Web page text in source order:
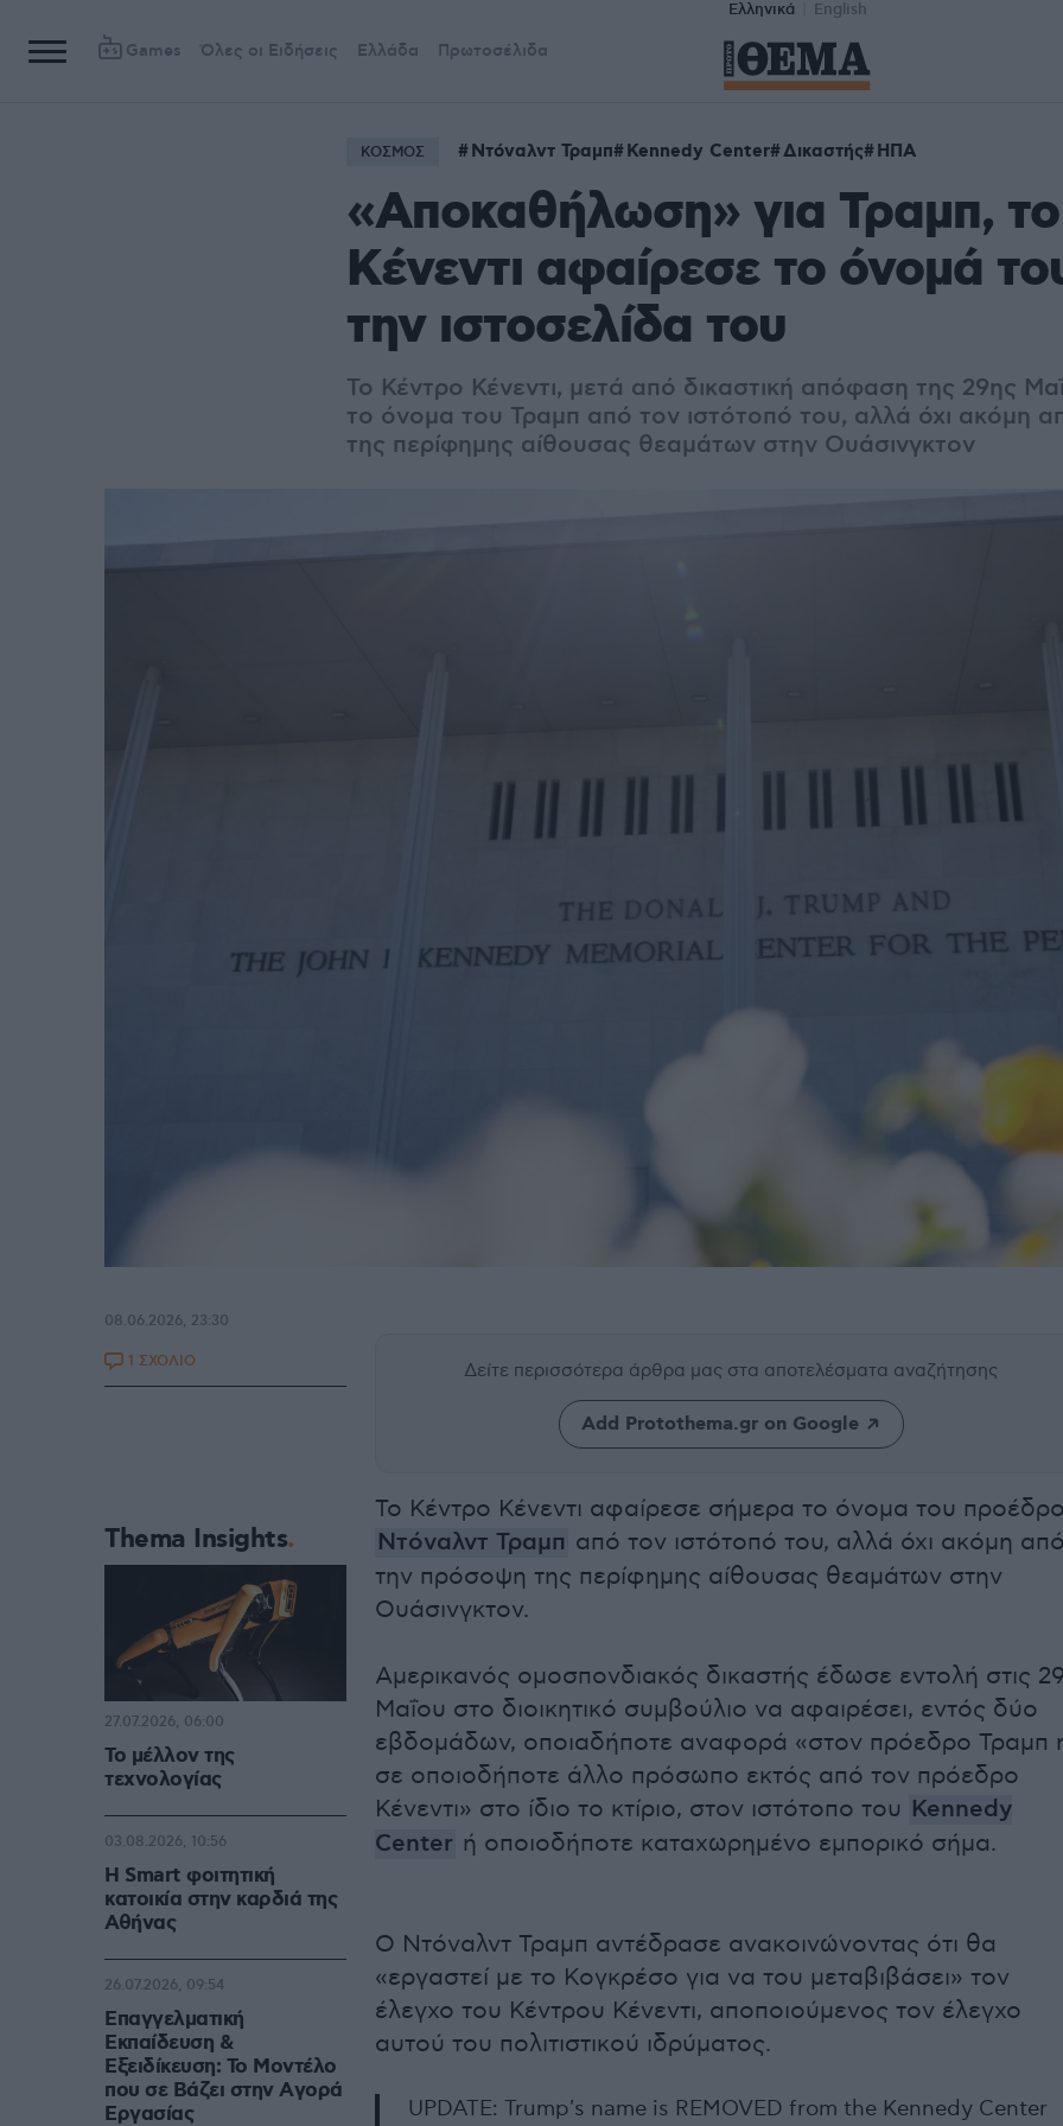
Ελληνικά English
Games Όλες οι Ειδήσεις Ελλάδα Πρωτοσέλιδα
ΚΟΣΜΟΣ Ντόναλντ Τραμπ Kennedy Center Δικαστής ΗΠΑ
«Αποκαθήλωση» για Τραμπ,
Κένεντι αφαίρεσε το όνομά
την ιστοσελίδα του
Το Κέντρο Κένεντι, μετά από δικαστική απόφαση της 29ης
το όνομα του Τραμπ από τον ιστότοπό του, αλλά όχι ακόμη
της περίφημης αίθουσας θεαμάτων στην Ουάσινγκτον
Δείτε περισσότερα άρθρα μας στα αποτελέσματα αναζήτησης
Add Protothema.gr on Google
Το Κέντρο Κένεντι αφαίρεσε σήμερα το όνομα του
Ντόναλντ Τραμπ από τον ιστότοπό του, αλλά όχι ακόμη
την πρόσοψη της περίφημης αίθουσας θεαμάτων στην
Ουάσινγκτον.
Αμερικανός ομοσπονδιακός δικαστής έδωσε εντολή στις
Μαΐου στο διοικητικό συμβούλιο να αφαιρέσει, εντός δύο
εβδομάδων, οποιαδήποτε αναφορά «στον πρόεδρο Τραμπ
σε οποιοδήποτε άλλο πρόσωπο εκτός από τον πρόεδρο
Κένεντι» στο ίδιο το κτίριο, στον ιστότοπο του Kennedy
Center ή οποιοδήποτε καταχωρημένο εμπορικό σήμα.
Ο Ντόναλντ Τραμπ αντέδρασε ανακοινώνοντας ότι θα
«εργαστεί με το Κογκρέσο για να του μεταβιβάσει» τον
έλεγχο του Κέντρου Κένεντι, αποποιούμενος τον έλεγχο
αυτού του πολιτιστικού ιδρύματος.
UPDATE: Trump's name is REMOVED from the Kennedy Center
08.06.2026, 23:30
1 ΣΧΟΛΙΟ
Thema Insights
Το μέλλον της
τεχνολογίας
27.07.2026, 06:00
Η Smart φοιτητική
κατοικία στην καρδιά της
Αθήνας
03.08.2026, 10:56
Επαγγελματική
Εκπαίδευση &
Εξειδίκευση: Το Mοντέλο
που σε Bάζει στην Aγορά
Eργασίας
26.07.2026, 09:54